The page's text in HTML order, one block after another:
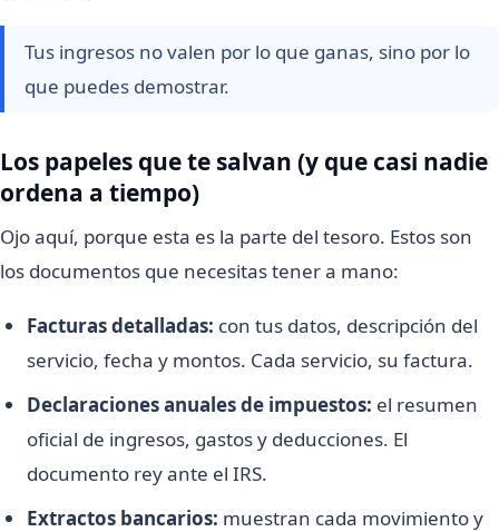
Tus ingresos no valen por lo que ganas, sino por lo
que puedes demostrar.
Los papeles que te salvan (y que casi nadie
ordena a tiempo)
Ojo aquí, porque esta es la parte del tesoro. Estos son
los documentos que necesitas tener a mano:
Facturas detalladas: con tus datos, descripción del
servicio, fecha y montos. Cada servicio, su factura.
Declaraciones anuales de impuestos: el resumen
oficial de ingresos, gastos y deducciones. El
documento rey ante el IRS.
Extractos bancarios: muestran cada movimiento y